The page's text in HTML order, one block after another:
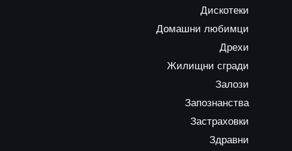
Дискотеки
Домашни любимци
Дрехи
Жилищни сгради
Залози
Запознанства
Застраховки
Здравни